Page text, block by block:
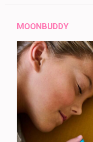
MOONBUDDY